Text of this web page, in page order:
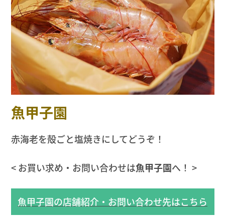
魚甲子園
赤海老を殻ごと塩焼きにしてどうぞ！
< お買い求め・お問い合わせは魚甲子園へ！ >
魚甲子園の店舗紹介・お問い合わせ先はこちら